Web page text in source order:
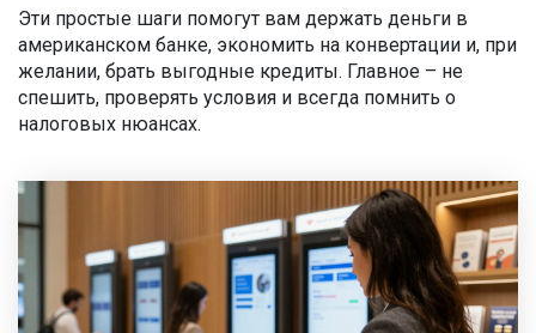
Эти простые шаги помогут вам держать деньги в
американском банке, экономить на конвертации и, при
желании, брать выгодные кредиты. Главное – не
спешить, проверять условия и всегда помнить о
налоговых нюансах.